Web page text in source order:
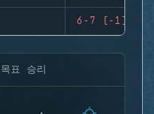
6-7 (-1)
목표 승리